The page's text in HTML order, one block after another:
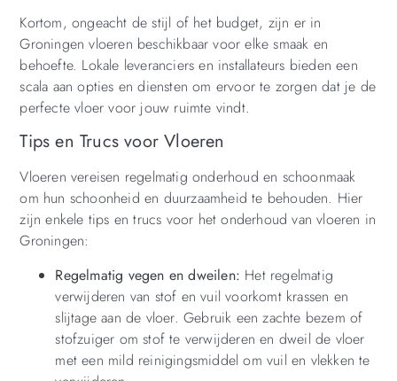
Kortom, ongeacht de stijl of het budget, zijn er in
Groningen vloeren beschikbaar voor elke smaak en
behoefte. Lokale leveranciers en installateurs bieden een
scala aan opties en diensten om ervoor te zorgen dat je de
perfecte vloer voor jouw ruimte vindt.
Tips en Trucs voor Vloeren
Vloeren vereisen regelmatig onderhoud en schoonmaak
om hun schoonheid en duurzaamheid te behouden. Hier
zijn enkele tips en trucs voor het onderhoud van vloeren in
Groningen:
Regelmatig vegen en dweilen: Het regelmatig
verwijderen van stof en vuil voorkomt krassen en
slijtage aan de vloer. Gebruik een zachte bezem of
stofzuiger om stof te verwijderen en dweil de vloer
met een mild reinigingsmiddel om vuil en vlekken te